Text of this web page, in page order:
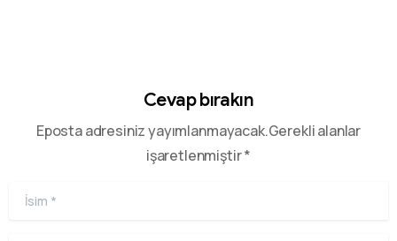
Cevap bırakın
Eposta adresiniz yayımlanmayacak.Gerekli alanlar
işaretlenmiştir *
İsim